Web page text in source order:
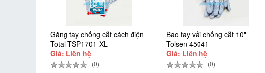
Găng tay chống cắt cách điện
Total TSP1701-XL
Giá: Liên hệ
(0)
Bao tay vải chống cắt 10"
Tolsen 45041
Giá: Liên hệ
(0)